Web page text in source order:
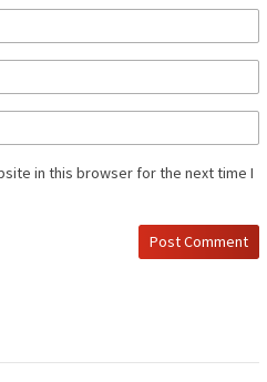
in this browser for the next time I